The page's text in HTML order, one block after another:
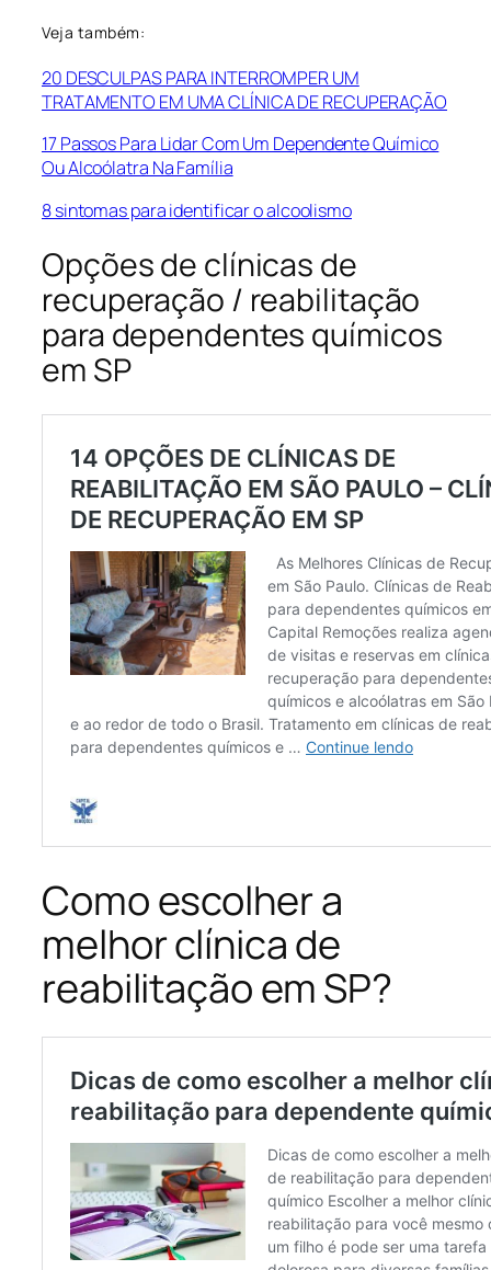
Veja também:
20 DESCULPAS PARA INTERROMPER UM
TRATAMENTO EM UMA CLÍNICA DE RECUPERAÇÃO
17 Passos Para Lidar Com Um Dependente Químico
Ou Alcoólatra Na Família
8 sintomas para identificar o alcoolismo
Opções de clínicas de
recuperação / reabilitação
para dependentes químicos
em SP
Como escolher a
melhor clínica de
reabilitação em SP?